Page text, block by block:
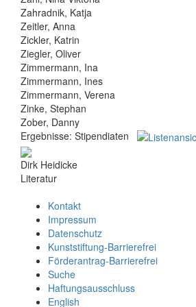
Zahradnik, Katja
Zeitler, Anna
Zickler, Katrin
Ziegler, Oliver
Zimmermann, Ina
Zimmermann, Ines
Zimmermann, Verena
Zinke, Stephan
Zober, Danny
Ergebnisse: Stipendiaten
Dirk Heidicke
Literatur
Kontakt
Impressum
Datenschutz
Kunststiftung-Barrierefrei
Förderantrag-Barrierefrei
Suche
Haftungsausschluss
English